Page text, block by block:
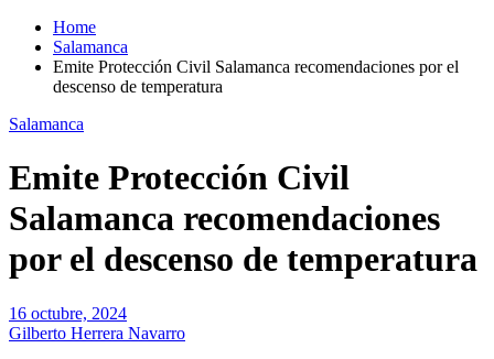
Home
Salamanca
Emite Protección Civil Salamanca recomendaciones por el
descenso de temperatura
Salamanca
Emite Protección Civil
Salamanca recomendaciones
por el descenso de temperatura
16 octubre, 2024
Gilberto Herrera Navarro